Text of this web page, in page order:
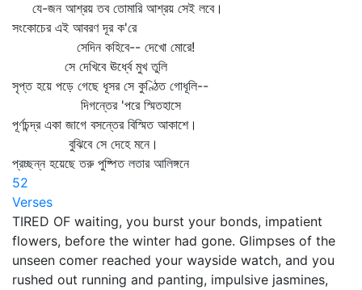
যে-জন আশ্রয় তব তোমারি আশ্রয় সেই লবে।
সংকোচের এই আবরণ দূর ক'রে
সেদিন কহিবে-- দেখো মোরে!
সে দেখিবে ঊর্ধ্বে মুখ তুলি
সৃপ্ত হয়ে পড়ে গেছে ধূসর সে কুণ্ঠিত গোধূলি--
দিগন্তের 'পরে স্মিতহাসে
পূর্ণচন্দ্র একা জাগে বসন্তের বিস্মিত আকাশে।
বুঝিবে সে দেহে মনে।
প্রচ্ছন্ন হয়েছে তরু পুষ্পিত লতার আলিঙ্গনে
52
Verses
TIRED OF waiting, you burst your bonds, impatient
flowers, before the winter had gone. Glimpses of the
unseen comer reached your wayside watch, and you
rushed out running and panting, impulsive jasmines,